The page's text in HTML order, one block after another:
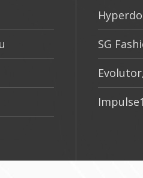
SG